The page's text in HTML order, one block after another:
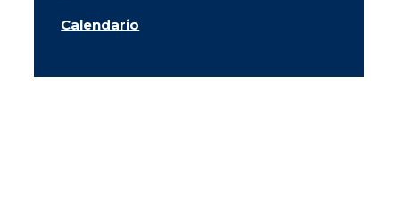
Calendario